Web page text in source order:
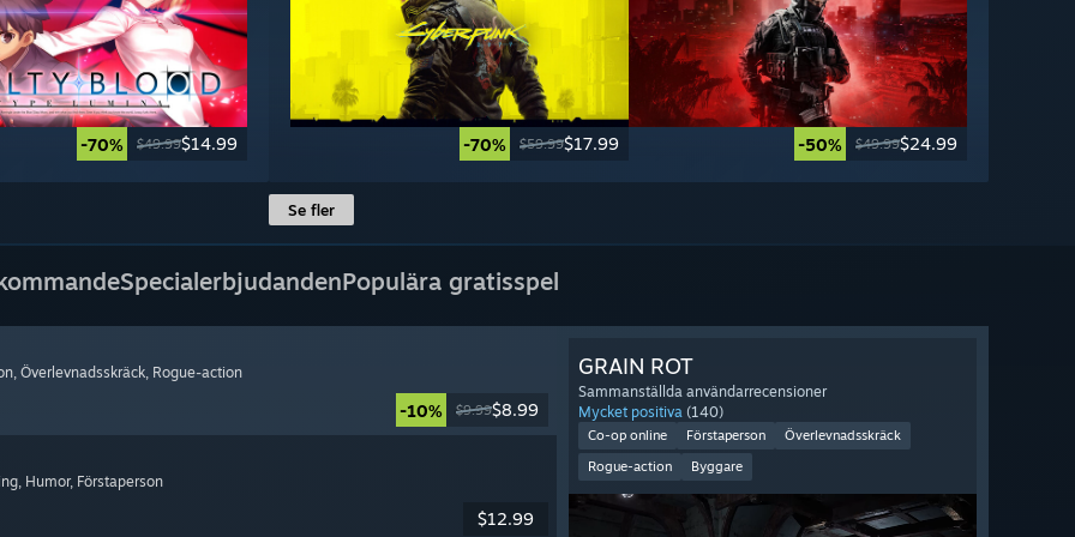
-70% $49.99$14.99 -70% $59.99$17.99 -50% $49.99$24.99
Se fler
SpecialerbjudandenPopulära gratisspel
, Överlevnadsskräck, Rogue-action
-10% $9.99$8.99
, Humor, Förstaperson
$12.99
GRAIN ROT
Sammanställda användarrecensioner
Mycket positiva (140)
Co-op online Förstaperson
Överlevnadsskräck
Rogue-action
Byggare